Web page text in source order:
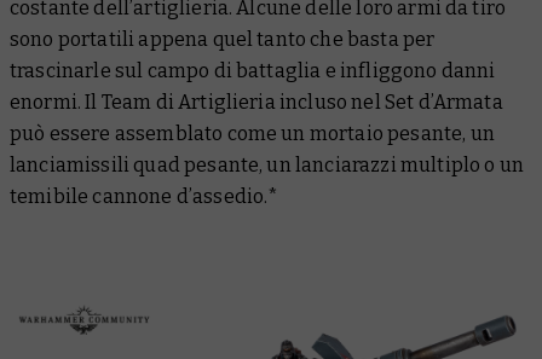
costante dell’artiglieria. Alcune delle loro armi da tiro
sono portatili appena quel tanto che basta per
trascinarle sul campo di battaglia e infliggono danni
enormi. Il Team di Artiglieria incluso nel Set d’Armata
può essere assemblato come un mortaio pesante, un
lanciamissili quad pesante, un lanciarazzi multiplo o un
temibile cannone d’assedio.*